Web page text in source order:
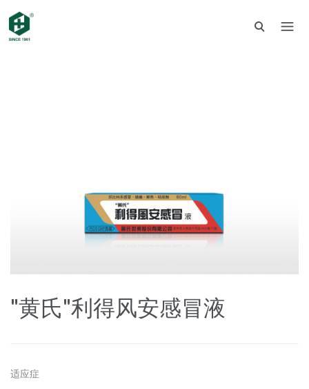
"黄氏"利得风安感冒液
适应症